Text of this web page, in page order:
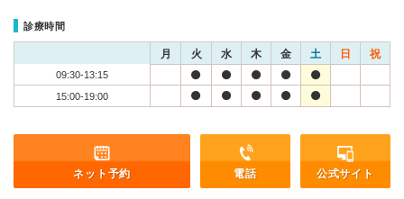
診療時間
月 火 水 木 金 土 日 祝
09:30-13:15
15:00-19:00
ネット予約 電話 公式サイト